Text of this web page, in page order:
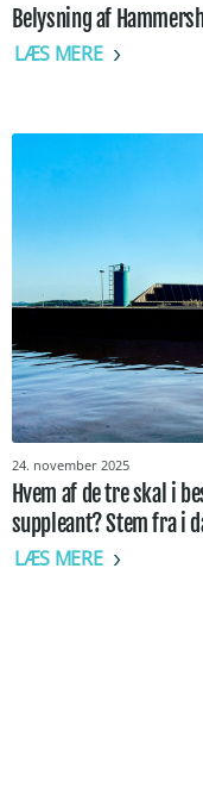
Belysning af
LÆS MERE
24. november 2025
Hvem af de tre skal i
suppleant? Stem fra i
LÆS MERE